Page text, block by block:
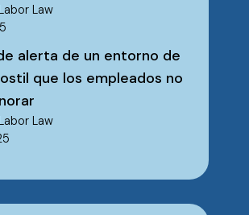
Law
alerta de un entorno de
que los empleados no
Law